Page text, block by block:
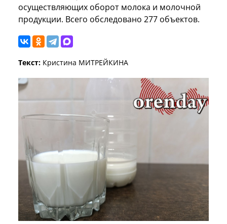
осуществляющих оборот молока и молочной
продукции. Всего обследовано 277 объектов.
Текст: Кристина МИТРЕЙКИНА